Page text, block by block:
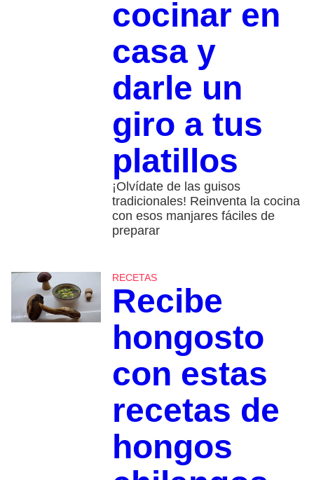
cocinar en
casa y
darle un
giro a tus
platillos
¡Olvídate de las guisos
tradicionales! Reinventa la cocina
con esos manjares fáciles de
preparar
RECETAS
Recibe
hongosto
con estas
recetas de
hongos